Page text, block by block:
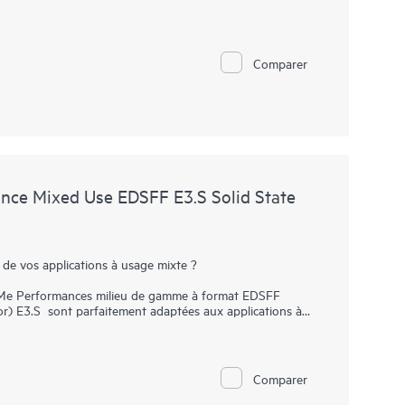
Comparer
Mixed Use EDSFF E3.S Solid State
vos applications à usage mixte ?
Performances milieu de gamme à format EDSFF
E3.S sont parfaitement adaptées aux applications à
gourmandes en données. Les baies SSD
de gamme à usage mixte au format EDSFF E3.S
Comparer